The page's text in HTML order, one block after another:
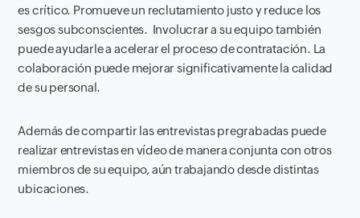
es crítico. Promueve un reclutamiento justo y reduce los
sesgos subconscientes. Involucrar a su equipo también
puede ayudarle a acelerar el proceso de contratación. La
colaboración puede mejorar significativamente la calidad
de su personal.
Además de compartir las entrevistas pregrabadas puede
realizar entrevistas en vídeo de manera conjunta con otros
miembros de su equipo, aún trabajando desde distintas
ubicaciones.